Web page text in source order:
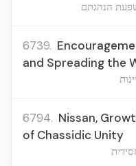
הנהגתם
6739.
and Spreading the
6794. Nissan,
of Chassidic Unity